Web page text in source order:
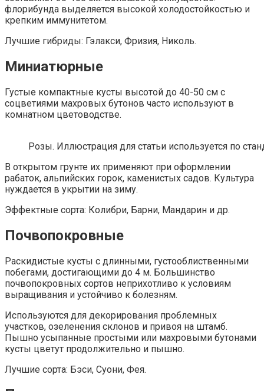
флорибунда выделяется высокой холодостойкостью и
крепким иммунитетом.
Лучшие гибриды: Гэлакси, Фризия, Николь.
Миниатюрные
Густые компактные кусты высотой до 40-50 см с
соцветиями махровых бутонов часто используют в
комнатном цветоводстве.
Розы. Иллюстрация для статьи используется по
В открытом грунте их применяют при оформлении
рабаток, альпийских горок, каменистых садов. Культура
нуждается в укрытии на зиму.
Эффектные сорта: Колибри, Барни, Мандарин и др.
Почвопокровные
Раскидистые кусты с длинными, густооблиственными
побегами, достигающими до 4 м. Большинство
почвопокровных сортов неприхотливо к условиям
выращивания и устойчиво к болезням.
Используются для декорирования проблемных
участков, озеленения склонов и привоя на штамб.
Пышно усыпанные простыми или махровыми бутонами
кусты цветут продолжительно и пышно.
Лучшие сорта: Бэси, Суони, Фея.